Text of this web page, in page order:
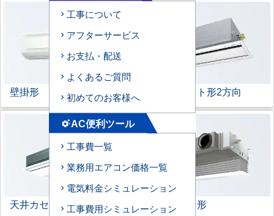
壁掛形 天井カセット形2方向
天井カセット形1方向 ビルトイン形
工事について
アフターサービス
お支払・配送
よくあるご質問
初めてのお客様へ
settings_suggestAC便利ツール
工事費一覧
業務用エアコン価格一覧
電気料金シミュレーション
工事費用シミュレーション